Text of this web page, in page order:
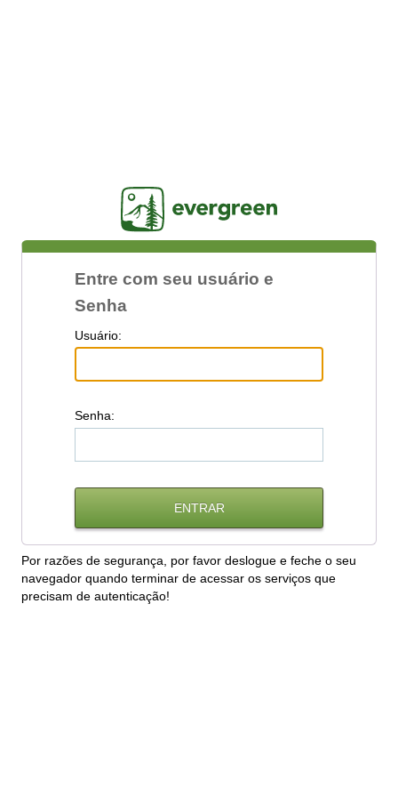
Entre com seu usuário e
Senha
Usuário:
Senha:
Por razões de segurança, por favor deslogue e feche o seu
navegador quando terminar de acessar os serviços que
precisam de autenticação!